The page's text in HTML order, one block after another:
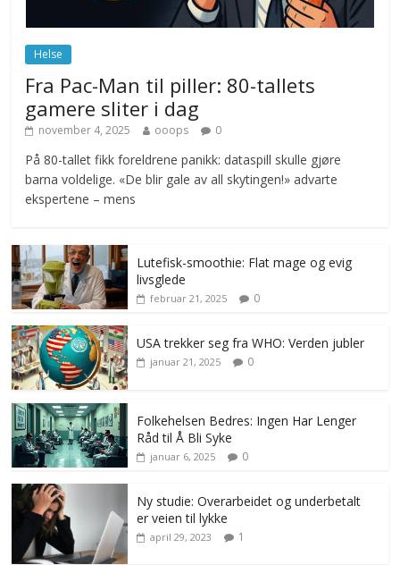
Norge innfører nullvisjon for nedbør
juni 23, 2026 No Comments
Helse
Fra Pac-Man til piller: 80-tallets
gamere sliter i dag
november 4, 2025 ooops 0
På 80-tallet fikk foreldrene panikk: dataspill skulle gjøre
barna voldelige. «De blir gale av all skytingen!» advarte
ekspertene – mens
Lutefisk-smoothie: Flat mage og evig
livsglede
februar 21, 2025 0
USA trekker seg fra WHO: Verden jubler
januar 21, 2025 0
Folkehelsen Bedres: Ingen Har Lenger
Råd til Å Bli Syke
januar 6, 2025 0
Ny studie: Overarbeidet og underbetalt
er veien til lykke
april 29, 2023 1